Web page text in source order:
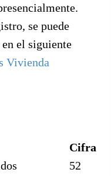
se puede
el siguiente
Vivienda
Cifra
52